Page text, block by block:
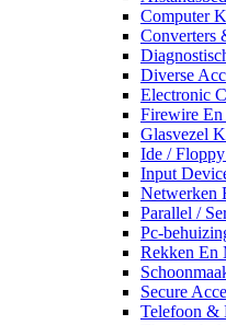
Computer
Converters
Diverse
Electronic
Firewire En
Glasvezel
Ide / Floppy
Input
Netwerken
Parallel /
Pc-
Rekken En
Secure
Telefoon &